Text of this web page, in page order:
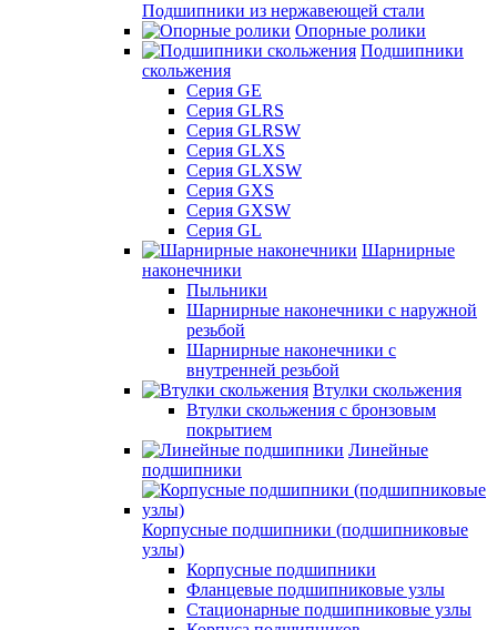
Подшипники из нержавеющей стали
Опорные ролики
Подшипники
скольжения
Серия GE
Серия GLRS
Серия GLRSW
Серия GLXS
Серия GLXSW
Серия GXS
Серия GXSW
Серия GL
Шарнирные
наконечники
Пыльники
Шарнирные наконечники с наружной
резьбой
Шарнирные наконечники с
внутренней резьбой
Втулки скольжения
Втулки скольжения с бронзовым
покрытием
Линейные
подшипники
Корпусные подшипники (подшипниковые
узлы)
Корпусные подшипники
Фланцевые подшипниковые узлы
Стационарные подшипниковые узлы